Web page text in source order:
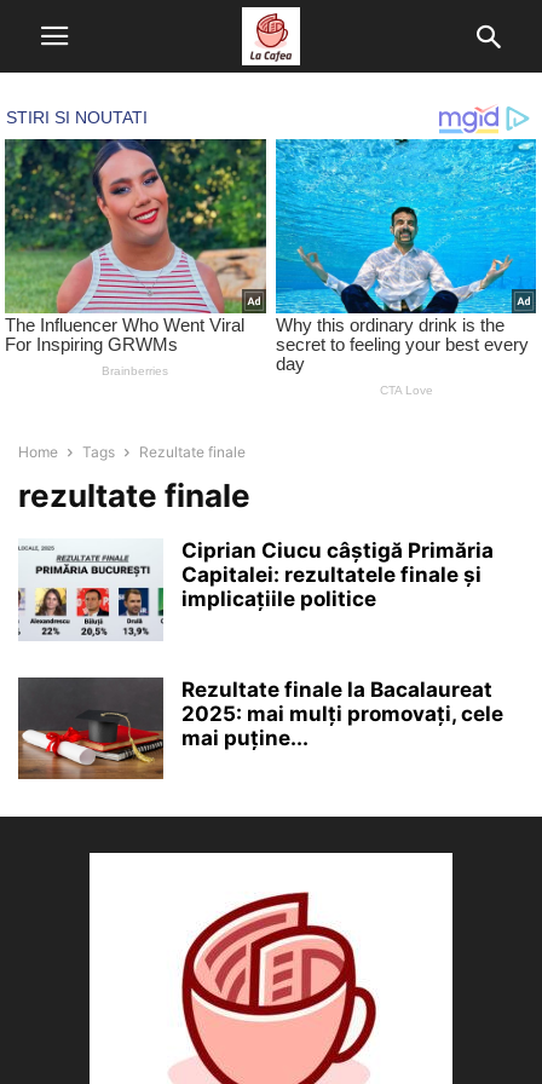
Home Tags Rezultate finale
rezultate finale
Ciprian Ciucu câștigă Primăria
Capitalei: rezultatele finale și
implicațiile politice
Rezultate finale la Bacalaureat
2025: mai mulți promovați, cele
mai puține...